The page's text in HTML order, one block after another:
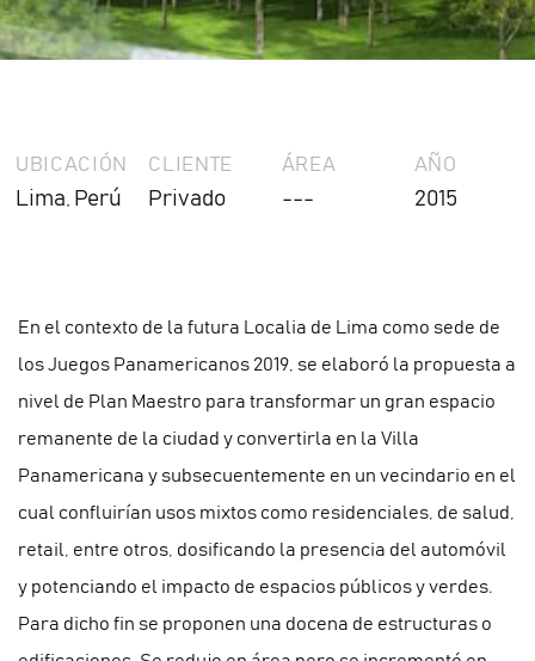
UBICACIÓN
Lima, Perú
CLIENTE
Privado
ÁREA
---
AÑO
2015
En el contexto de la futura Localia de Lima como sede de
los Juegos Panamericanos 2019, se elaboró la propuesta a
nivel de Plan Maestro para transformar un gran espacio
remanente de la ciudad y convertirla en la Villa
Panamericana y subsecuentemente en un vecindario en el
cual confluirían usos mixtos como residenciales, de salud,
retail, entre otros, dosificando la presencia del automóvil
y potenciando el impacto de espacios públicos y verdes.
Para dicho fin se proponen una docena de estructuras o